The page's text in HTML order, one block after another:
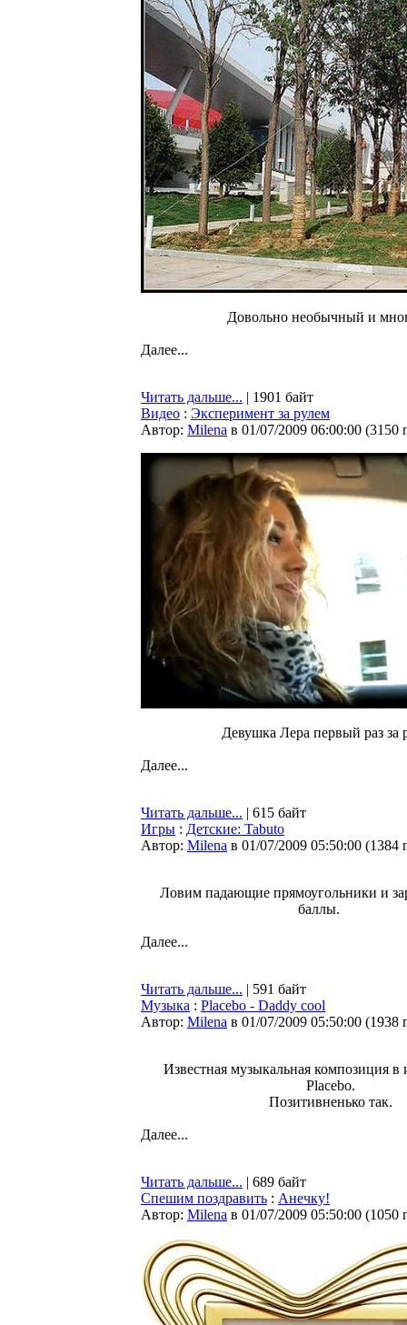
Довольно необычный и
Далее...
Читать дальше... | 1901 байт
Видео : Эксперимент за рулем
Автор: Milena в 01/07/2009 06:00:00 (3150
Девушка Лера первый раз за
Далее...
Читать дальше... | 615 байт
Игры : Детские: Tabuto
Автор: Milena в 01/07/2009 05:50:00 (1384
Ловим падающие прямоугольники и
баллы.
Далее...
Читать дальше... | 591 байт
Музыка : Placebo - Daddy cool
Автор: Milena в 01/07/2009 05:50:00 (1938
Известная музыкальная композиция в
Placebo.
Позитивненько так.
Далее...
Читать дальше... | 689 байт
Спешим поздравить : Анечку!
Автор: Milena в 01/07/2009 05:50:00 (1050